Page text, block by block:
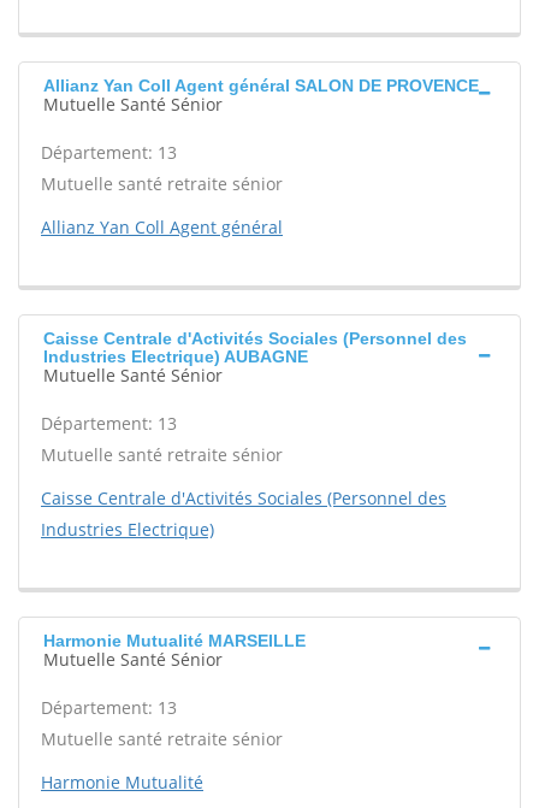
Allianz Yan Coll Agent général SALON DE PROVENCE
Mutuelle Santé Sénior
Département: 13
Mutuelle santé retraite sénior
Allianz Yan Coll Agent général
Caisse Centrale d'Activités Sociales (Personnel des
Industries Electrique) AUBAGNE
Mutuelle Santé Sénior
Département: 13
Mutuelle santé retraite sénior
Caisse Centrale d'Activités Sociales (Personnel des
Industries Electrique)
Harmonie Mutualité MARSEILLE
Mutuelle Santé Sénior
Département: 13
Mutuelle santé retraite sénior
Harmonie Mutualité